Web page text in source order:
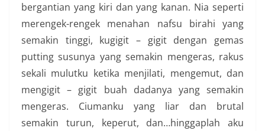
bergantian yang kiri dan yang kanan. Nia seperti
merengek-rengek menahan nafsu birahi yang
semakin tinggi, kugigit – gigit dengan gemas
putting susunya yang semakin mengeras, rakus
sekali mulutku ketika menjilati, mengemut, dan
mengigit – gigit buah dadanya yang semakin
mengeras. Ciumanku yang liar dan brutal
semakin turun, keperut, dan…hinggaplah aku